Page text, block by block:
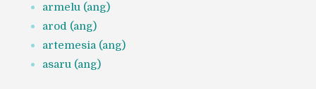
armelu (ang)
arod (ang)
artemesia (ang)
asaru (ang)